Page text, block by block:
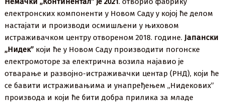
електронских компоненти у Новом Саду у којој ће делом
настајати и производи осмишљени у њиховом
истраживачком центру отвореном 2018. године. Јапански
„Нидек” који ће у Новом Саду производити погонске
електромоторе за електрична возила најавио је
отварање и развојно-истраживачки центар (РНД), који ће
се бавити истраживањима и унапређењем „Нидекових”
производа и који ће бити добра прилика за младе